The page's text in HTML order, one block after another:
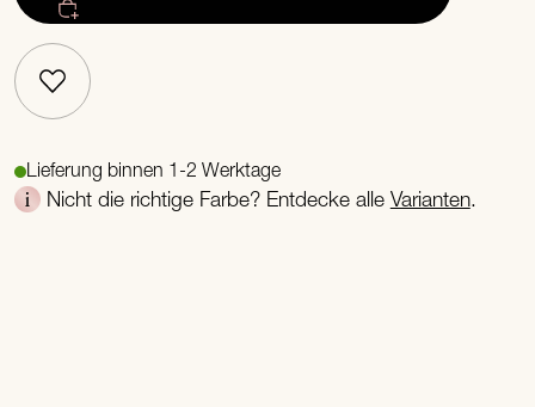
Lieferung binnen 1-2 Werktage
Nicht die richtige Farbe? Entdecke alle Varianten.